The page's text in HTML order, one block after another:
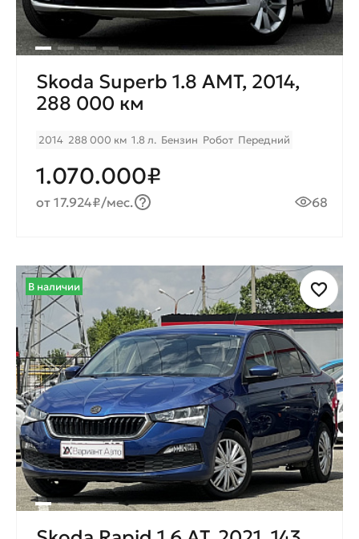
Skoda Superb 1.8 AMT, 2014,
288 000 км
2014 288 000 км 1.8 л. Бензин Робот Передний
1.070.000₽
от 17.924₽/мес. 68
В наличии